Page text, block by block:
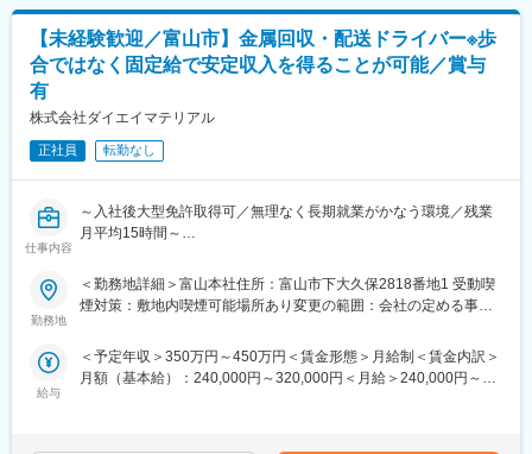
立山科学工業（株）創業から続く部品製造のノウハウで、厚膜・
薄膜を固有技術とした高信頼性部品の生産・販売を行っていま
す。
ム国際規格）を取得し、自動車部品にも採用されています。
術でガスコンロ向けに標準搭載された高信頼性Siセンサーで業界
■就業環境：
月残業平均は5時間、年間休日は126日とワークライフバランス◎
【未経験歓迎／富山市】金属回収・配送ドライバー※歩
合ではなく固定給で安定収入を得ることが可能／賞与
有
株式会社ダイエイマテリアル
正社員 転勤なし
仕事内容
～入社後大型免許取得可／無理なく長期就業がかなう環境／残業
月平均15時間～
■仕事の内容：
貴金属スクラップや非鉄金属スクラップのリサイクル・買取りを
す。
大型免許をお持ちでない方は入社後に社内制度を使って免許を取
勤務地
＜勤務地詳細＞富山本社住所：富山市下大久保2818番地1 受動喫
煙対策：敷地内喫煙可能場所あり変更の範囲：会社の定める事業
給与
＜予定年収＞350万円～450万円＜賃金形態＞月給制＜賃金内訳＞
月額（基本給）：240,000円～320,000円＜月給＞240,000円～